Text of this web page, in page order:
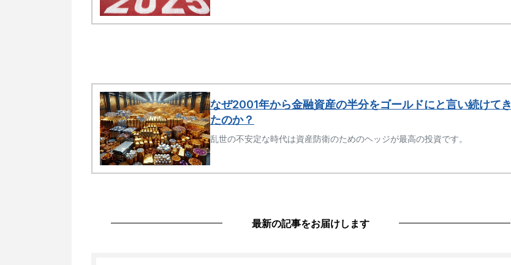
なぜ2001年から金融資産の半分をゴールドにと言い続けてき
たのか？
乱世の不安定な時代は資産防衛のためのヘッジが最高の投資です。
最新の記事をお届けします